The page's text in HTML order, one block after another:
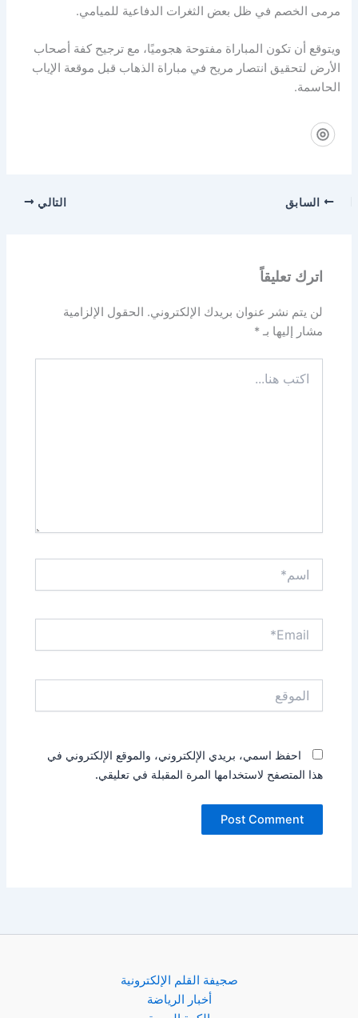
مرمى الخصم في ظل بعض الثغرات الدفاعية للميامي.
ويتوقع أن تكون المباراة مفتوحة هجوميًا، مع ترجيح كفة أصحاب
الأرض لتحقيق انتصار مريح في مباراة الذهاب قبل موقعة الإياب
الحاسمة.
السابق التالي
اترك تعليقاً
لن يتم نشر عنوان بريدك الإلكتروني. الحقول الإلزامية
مشار إليها بـ*
هنا...
احفظ اسمي، بريدي الإلكتروني، والموقع الإلكتروني في
هذا المتصفح لاستخدامها المرة المقبلة في تعليقي.
صجيفة القلم الإلكترونية
أخبار الرياضة